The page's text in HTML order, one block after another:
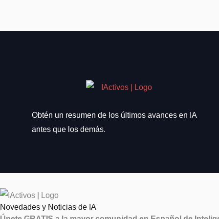
Obtén un resumen de los últimos avances en IA
antes que los demás.
Novedades y Noticias de IA